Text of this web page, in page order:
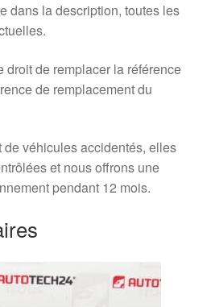
dans la description, toutes les
droit de remplacer la référence
de remplacement du
véhicules accidentés, elles
et nous offrons une
pendant 12 mois.